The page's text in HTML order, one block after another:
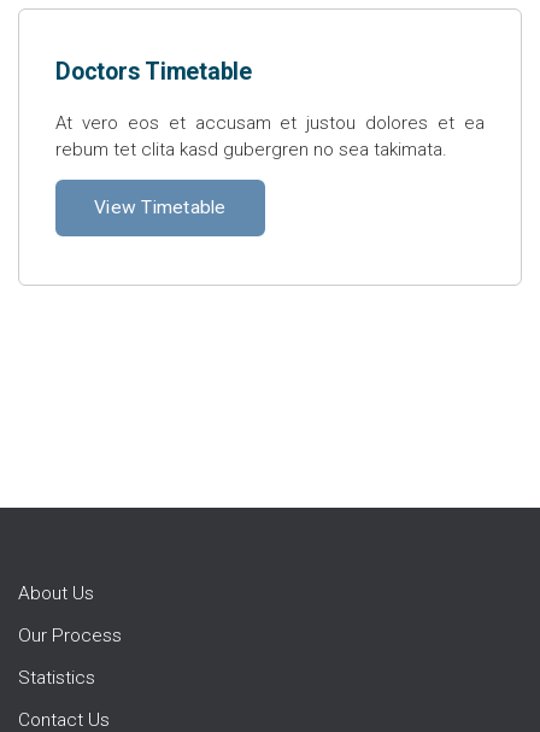
Doctors Timetable
At vero eos et accusam et justou dolores et ea
rebum tet clita kasd gubergren no sea takimata.
View Timetable
About Us
Our Process
Statistics
Contact Us